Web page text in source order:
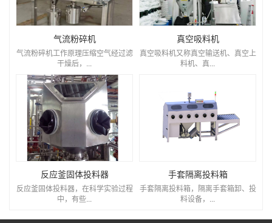
气流粉碎机
气流粉碎机工作原理压缩空气经过滤
干燥后，...
真空吸料机
真空吸料机又称真空输送机、真空上
料机、真...
反应釜固体投料器
反应釜固体投料器，在科学实验过程
中，有些...
手套隔离投料箱
手套隔离投料箱，隔离手套箱卸、投
料设备，...